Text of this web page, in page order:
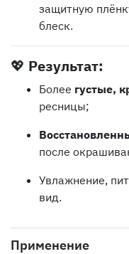
защитную
блеск.
💖 Результат:
Более густые,
ресницы;
после
Увлажнение,
вид.
Применение